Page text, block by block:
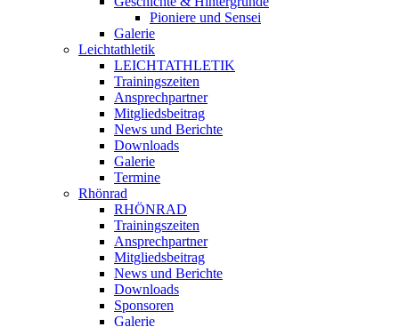
Pioniere und Sensei
Galerie
Leichtathletik
LEICHTATHLETIK
Trainingszeiten
Ansprechpartner
Mitgliedsbeitrag
News und Berichte
Downloads
Galerie
Termine
Rhönrad
RHÖNRAD
Trainingszeiten
Ansprechpartner
Mitgliedsbeitrag
News und Berichte
Downloads
Sponsoren
Galerie